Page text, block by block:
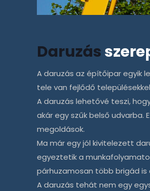
Daruzás
Adaruzás az építőipar egyik
tele van fejlődő
Adaruzás lehetővé teszi,
akár egy szűk belső
megoldások.
Ma már egy jól kivitelezett
egyeztetik a
párhuzamosan több brigád is
Adaruzás tehát nem egy